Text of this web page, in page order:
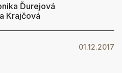
Ďurejová
Krajčová
01.12.2017